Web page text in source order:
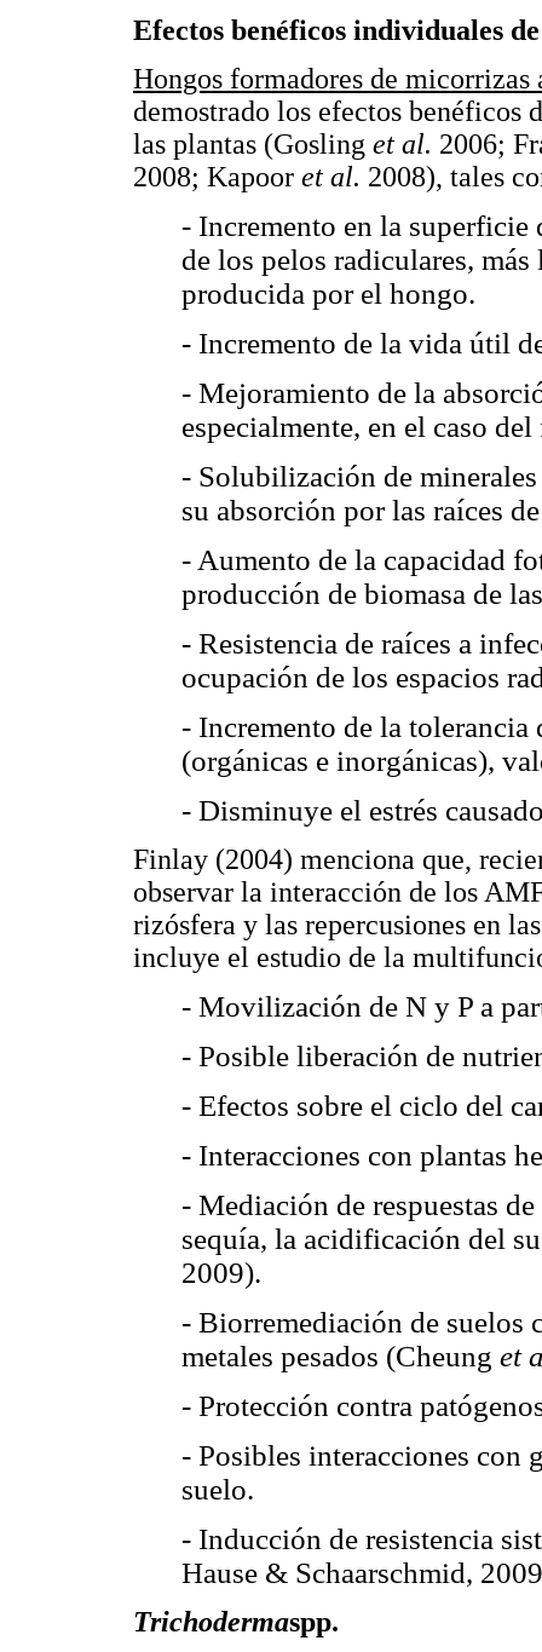
Efectos benéficos individuales
Hongos formadores de
demostrado los efectos
las plantas (Gosling et al. 2006;
2008; Kapoor et al. 2008), tales
- Incremento en la superficie
de los pelos radiculares,
producida por el hongo.
- Incremento de la vida útil
- Mejoramiento de la
especialmente, en el caso
- Solubilización de
su absorción por las raíces
- Aumento de la capacidad
producción de biomasa de
- Resistencia de raíces a
ocupación de los espacios
- Incremento de la tolerancia
(orgánicas e inorgánicas),
- Disminuye el estrés
Finlay (2004) menciona que,
observar la interacción de los
rizósfera y las repercusiones en
incluye el estudio de la
- Movilización de N y P a
- Posible liberación de
- Efectos sobre el ciclo del
- Interacciones con plantas
- Mediación de respuestas
sequía, la acidificación del
2009).
- Biorremediación de suelos
metales pesados (Cheung et
- Protección contra
- Posibles interacciones con
suelo.
- Inducción de resistencia
Hause & Schaarschmid,
Trichodermaspp.